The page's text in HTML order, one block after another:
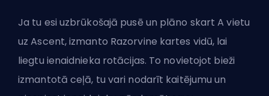
Ja tu esi uzbrūkošajā pusē un plāno skart A vietu
uz Ascent, izmanto Razorvine kartes vidū, lai
liegtu ienaidnieka rotācijas. To novietojot bieži
izmantotā ceļā, tu vari nodarīt kaitējumu un